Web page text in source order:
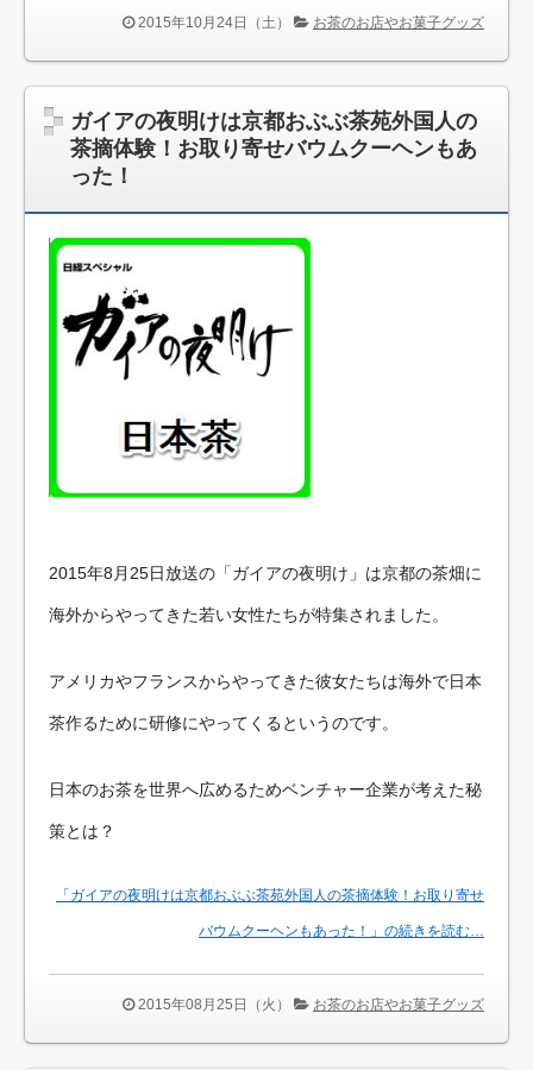
2015年10月24日（土） お茶のお店やお菓子グッズ
ガイアの夜明けは京都おぶぶ茶苑外国人の
茶摘体験！お取り寄せバウムクーヘンもあ
った！
2015年8月25日放送の「ガイアの夜明け」は京都の茶畑に
海外からやってきた若い女性たちが特集されました。
アメリカやフランスからやってきた彼女たちは海外で日本
茶作るために研修にやってくるというのです。
日本のお茶を世界へ広めるためベンチャー企業が考えた秘
策とは？
「ガイアの夜明けは京都おぶぶ茶苑外国人の茶摘体験！お取り寄せ
バウムクーヘンもあった！」の続きを読む…
2015年08月25日（火） お茶のお店やお菓子グッズ